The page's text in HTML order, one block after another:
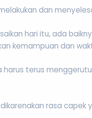
dan
hari itu, ada
kemampuan dan
harus terus
rasa